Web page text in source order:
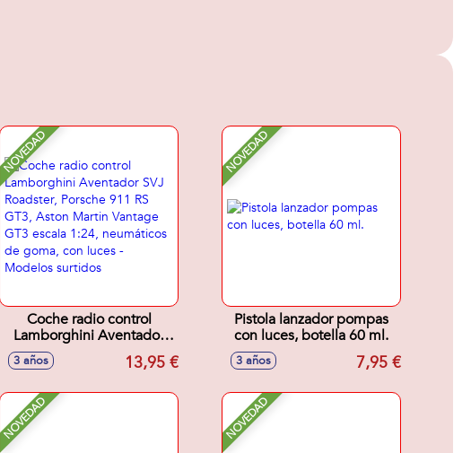
NOVEDAD
Coche radio control
Lamborghini Aventador
SVJ Roadster, Porsche 911
RS GT3, Aston Martin
neumáticos de goma, con
luces - Modelos surtidos
3 años 13,95 €
NOVEDAD
Pistola lanzador pompas
con luces, botella 60 ml.
3 años 7,95 €
NOVEDAD NOVEDAD